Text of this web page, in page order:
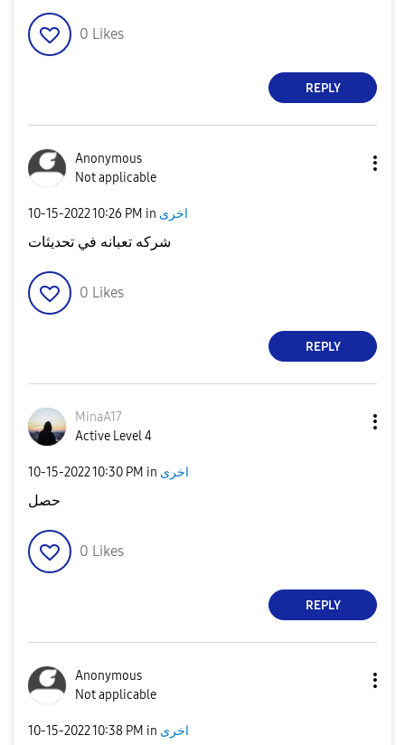
0 Likes
REPLY
Anonymous
Not applicable
‎10-15-202210:26 PM in اخرى
شركه تعبانه في تحديثات
0 Likes
REPLY
MinaA17
Active Level 4
‎10-15-202210:30 PM in اخرى
حصل
0 Likes
REPLY
Anonymous
Not applicable
‎10-15-202210:38 PM in اخرى